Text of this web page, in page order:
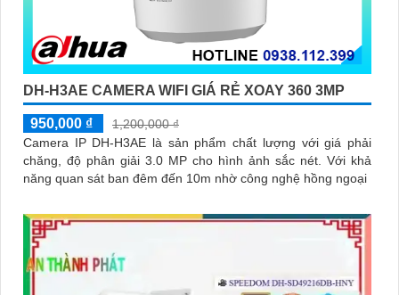
DH-H3AE CAMERA WIFI GIÁ RẺ XOAY 360 3MP
950,000 ₫
1,200,000 ₫
Camera IP DH-H3AE là sản phẩm chất lượng với giá phải
chăng, độ phân giải 3.0 MP cho hình ảnh sắc nét. Với khả
năng quan sát ban đêm đến 10m nhờ công nghệ hồng ngoại